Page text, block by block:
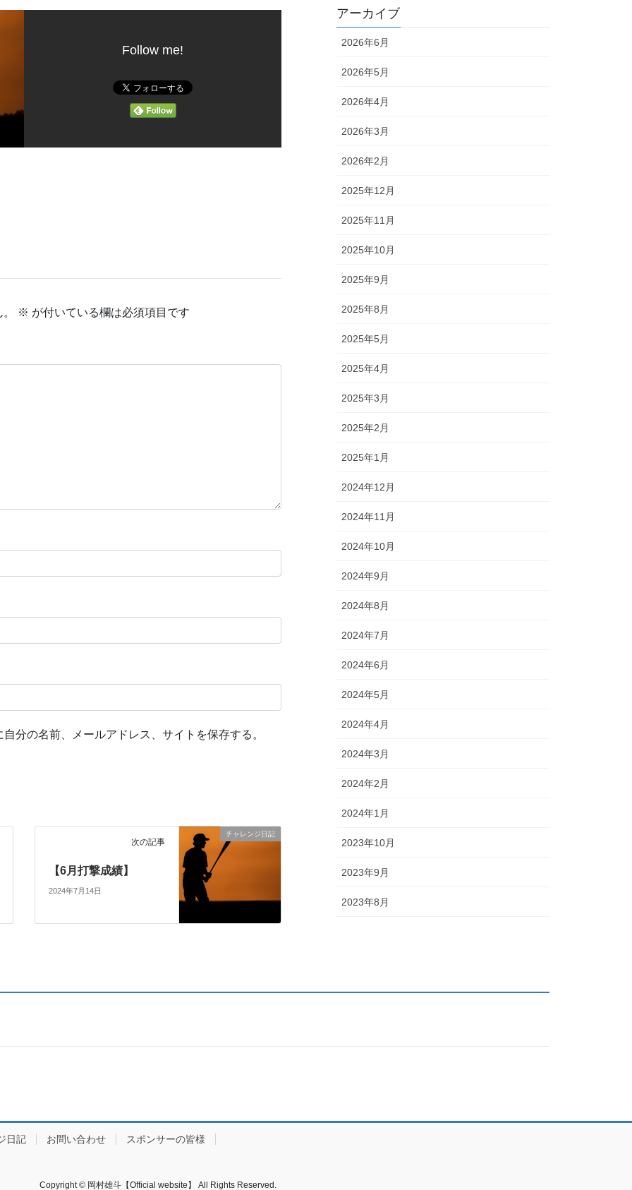
Follow me!
※ が付いている欄は必須項目です
分の名前、メールアドレス、サイトを保存する。
チャレンジ日記
次の記事
【6月打撃成績】
2024年7月14日
アーカイブ
2026年6月
2026年5月
2026年4月
2026年3月
2026年2月
2025年12月
2025年11月
2025年10月
2025年9月
2025年8月
2025年5月
2025年4月
2025年3月
2025年2月
2025年1月
2024年12月
2024年11月
2024年10月
2024年9月
2024年8月
2024年7月
2024年6月
2024年5月
2024年4月
2024年3月
2024年2月
2024年1月
2023年10月
2023年9月
2023年8月
日記 お問い合わせ スポンサーの皆様
Copyright © 岡村雄斗【Official website】 All Rights Reserved.